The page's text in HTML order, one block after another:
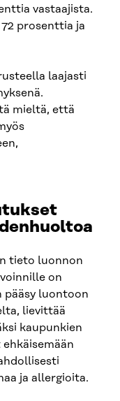
vastaajista.
prosenttia ja
laajasti
mieltä, että
tieto luonnon
on
pääsy luontoon
lievittää
kaupunkien
ja allergioita.